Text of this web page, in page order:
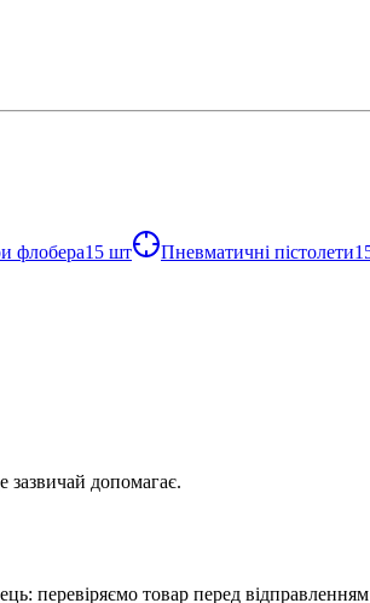
флобера15 шт Пневматичні пістолети
допомагає.
перевіряємо товар перед відправленням